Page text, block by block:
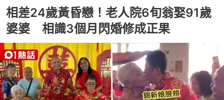
相差24歲黃昏戀！老人院6旬翁娶91歲
婆婆 相識3個月閃婚修成正果